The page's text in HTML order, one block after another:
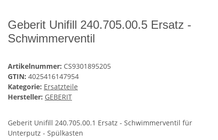
Geberit Unifill 240.705.00.5 Ersatz -
Schwimmerventil
Artikelnummer: CS9301895205
GTIN: 4025416147954
Kategorie: Ersatzteile
Hersteller: GEBERIT
Geberit Unifill 240.705.00.1 Ersatz - Schwimmerventil für
Unterputz - Spülkasten